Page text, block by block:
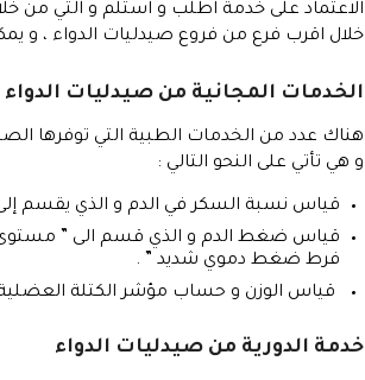
الاعتماد على خدمة اطلب و استلم و التي من
خلال اقرب فرع من فروع صيدليات الدواء ، و
الخدمات المجانية من صيدليات الدواء
هناك عدد من الخدمات الطبية التي توفرها
و هي تأتي على النحو التالي :
قياس نسبة السكر في الدم و الذي يقسم
قياس ضغط الدم و الذي قسم الى ” مستوى
فرط ضغط دموي شديد ” .
قياس الوزن و حساب مؤشر الكتلة العضلية و
خدمة الدورية من صيدليات الدواء